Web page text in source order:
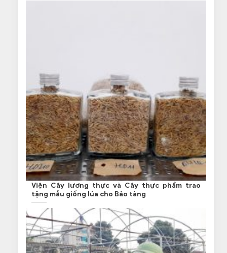
Viện Cây lương thực và Cây thực phẩm trao
tặng mẫu giống lúa cho Bảo tàng